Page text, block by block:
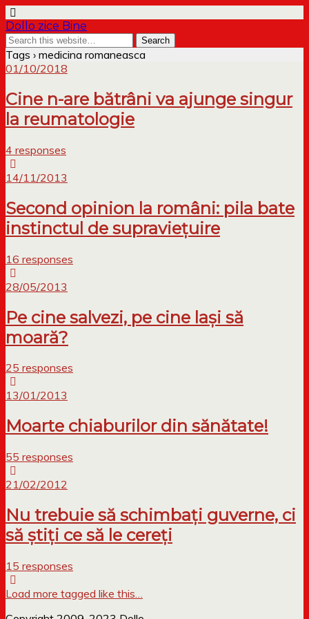
Dollo zice Bine
Tags › medicina romaneasca
01/10/2018
Cine n-are bătrâni va ajunge singur
la reumatologie
4 responses
14/11/2013
Second opinion la români: pila bate
instinctul de supraviețuire
16 responses
28/05/2013
Pe cine salvezi, pe cine lași să
moară?
25 responses
13/01/2013
Moarte chiaburilor din sănătate!
55 responses
21/02/2012
Nu trebuie să schimbați guverne, ci
să știți ce să le cereți
15 responses
Load more tagged like this…